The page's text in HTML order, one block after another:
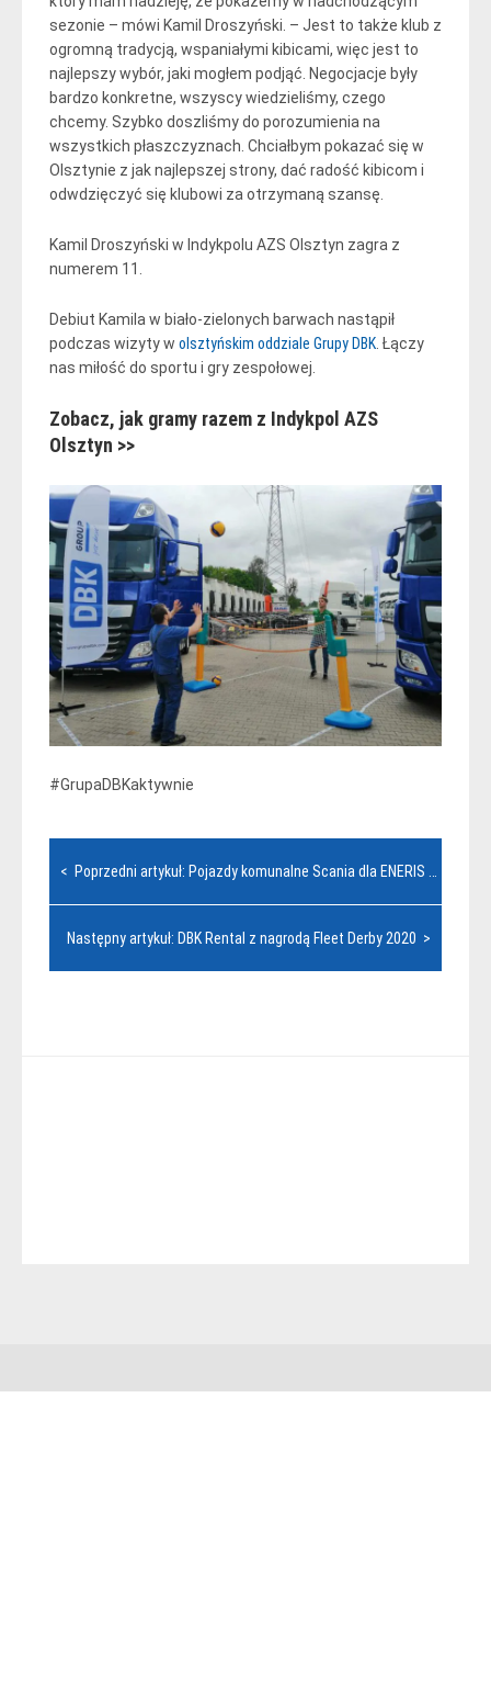
sezonie – mówi Kamil Droszyński. – Jest to także klub z
ogromną tradycją, wspaniałymi kibicami, więc jest to
najlepszy wybór, jaki mogłem podjąć. Negocjacje były
bardzo konkretne, wszyscy wiedzieliśmy, czego
chcemy. Szybko doszliśmy do porozumienia na
wszystkich płaszczyznach. Chciałbym pokazać się w
Olsztynie z jak najlepszej strony, dać radość kibicom i
odwdzięczyć się klubowi za otrzymaną szansę.
Kamil Droszyński w Indykpolu AZS Olsztyn zagra z
numerem 11.
Debiut Kamila w biało-zielonych barwach nastąpił
podczas wizyty w olsztyńskim oddziale Grupy DBK . Łączy
nas miłość do sportu i gry zespołowej.
Zobacz, jak gramy razem z Indykpol AZS
Olsztyn >>
#GrupaDBKaktywnie
Nawigacja
< Poprzedni artykuł: Pojazdy komunalne Scania dla ENERIS od DBK Rental
Następny artykuł: DBK Rental z nagrodą Fleet Derby 2020 >